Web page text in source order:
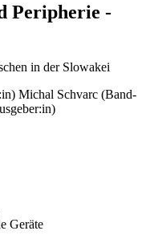
Peripherie -
in der Slowakei
Michal Schvarc (Band-
Geräte